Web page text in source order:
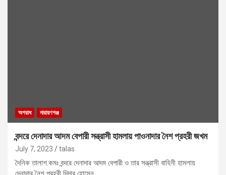
অপরাধ নারায়ণগঞ্জ
বন্দরে দেনাদার আদম বেপারী সন্ত্রাসী হামলায় পাওনাদার নৈশ প্রহরী জখম
July 7, 2023 talas
দৈনিক তালাশ.কমঃ বন্দরে দেনাদার আদম বেপারী ও তার সন্ত্রাসী বাহিনী হামলায়